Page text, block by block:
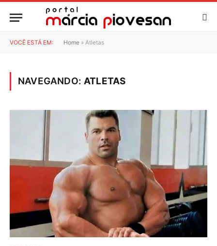
VOCÊ ESTÁ EM: Home » Atletas
NAVEGANDO:ATLETAS